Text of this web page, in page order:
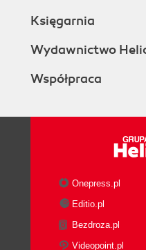
Księgarnia
Wydawnictwo
Współpraca
Onepress.pl
Editio.pl
Bezdroza.pl
Videopoint.pl